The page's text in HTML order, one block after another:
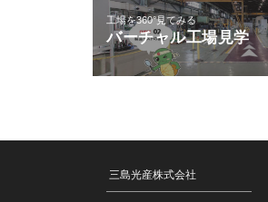
工場を360°見てみる
バーチャル工場見学
三島光産株式会社